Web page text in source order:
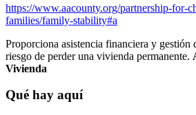
https://www.aacounty.org/partnership-for-
families/family-stability#a
Proporciona asistencia financiera y gestión
riesgo de perder una vivienda permanente.
Vivienda
Qué hay aquí